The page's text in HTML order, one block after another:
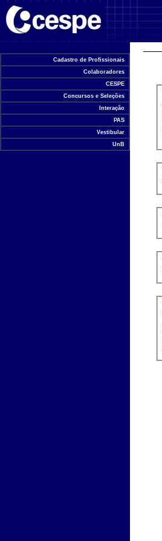
Cadastro de Profissionais
Colaboradores
CESPE
Concursos e Seleções
Interação
PAS
Vestibular
UnB